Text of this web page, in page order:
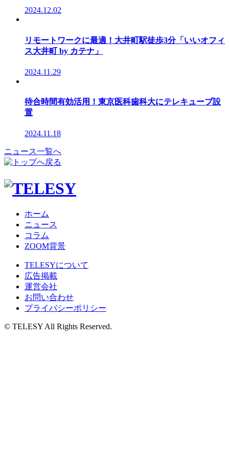
2024.12.02
リモートワークに最適！大井町駅徒歩3分「いいオフィ
ス大井町 by カテナ」
2024.11.29
待合時間有効活用！東京医科歯科大にテレキューブ設
置
2024.11.18
ニュース一覧へ
ホーム
ニュース
コラム
ZOOM背景
TELESYについて
広告掲載
運営会社
お問い合わせ
プライバシーポリシー
© TELESY All Rights Reserved.